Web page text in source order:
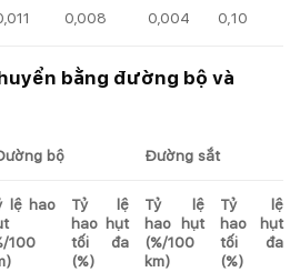
0,008 0,004 0,10
bằng đường bộ và
bộ Đường sắt
lệ hao
100
Tỷ lệ
hao hụt
tối đa
(%)
Tỷ lệ
hao hụt
(%/100
km)
Tỷ lệ
hao hụt
tối đa
(%)